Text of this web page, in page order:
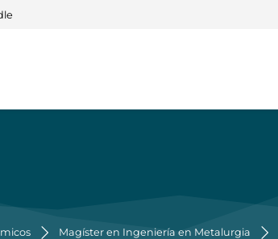
Magíster en Ingeniería en Metalurgia